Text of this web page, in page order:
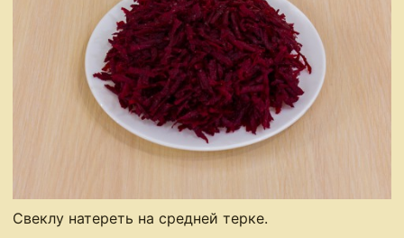
Свеклу натереть на средней терке.